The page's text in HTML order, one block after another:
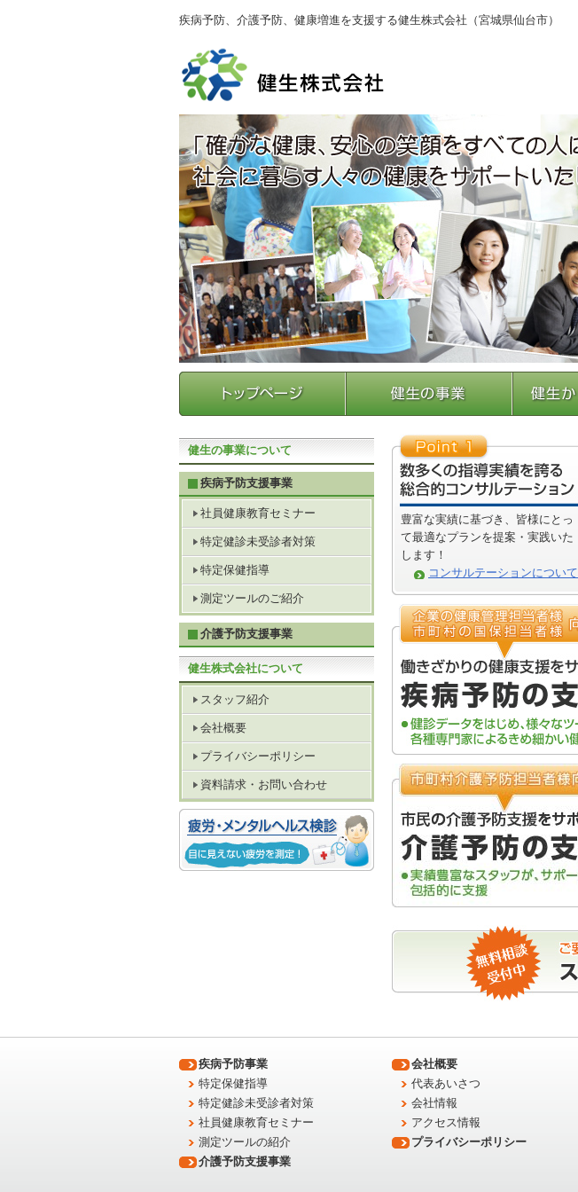
疾病予防、介護予防、健康増進を支援する健生株式会社（宮城県仙台市）
豊富な実績に基づき、皆様にとっ
て最適なプランを提案・実践いた
します！
コンサルテーションについて
健生の事業について
疾病予防支援事業
社員健康教育セミナー
特定健診未受診者対策
特定保健指導
測定ツールのご紹介
介護予防支援事業
健生株式会社について
スタッフ紹介
会社概要
プライバシーポリシー
資料請求・お問い合わせ
疾病予防事業
特定保健指導
特定健診未受診者対策
社員健康教育セミナー
測定ツールの紹介
介護予防支援事業
会社概要
代表あいさつ
会社情報
アクセス情報
プライバシーポリシー